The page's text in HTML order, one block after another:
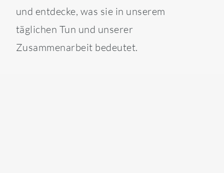
und entdecke, was sie in unserem
täglichen Tun und unserer
Zusammenarbeit bedeutet.